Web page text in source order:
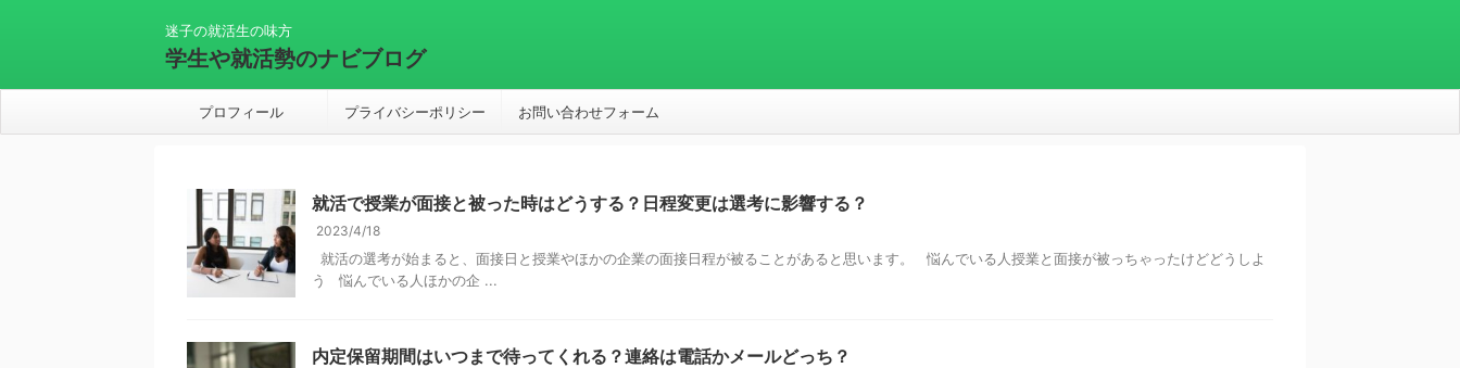
迷子の就活生の味方
学生や就活勢のナビブログ
プロフィール プライバシーポリシー お問い合わせフォーム
就活で授業が面接と被った時はどうする？日程変更は選考に影響する？
2023/4/18
就活の選考が始まると、面接日と授業やほかの企業の面接日程が被ることがあると思います。 悩んでいる人授業と面接が被っちゃったけどどうしよ
う 悩んでいる人ほかの企 ...
内定保留期間はいつまで待ってくれる？連絡は電話かメールどっち？